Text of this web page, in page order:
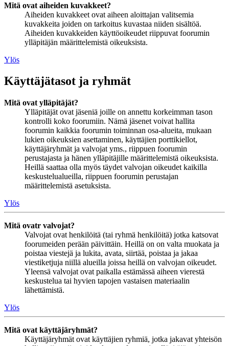
Mitä ovat aiheiden kuvakkeet?
Aiheiden kuvakkeet ovat aiheen aloittajan valitsemia
kuvakkeita joiden on tarkoitus kuvastaa niiden sisältöä.
Aiheiden kuvakkeiden käyttöoikeudet riippuvat foorumin
ylläpitäjän määrittelemistä oikeuksista.
Ylös
Käyttäjätasot ja ryhmät
Mitä ovat ylläpitäjät?
Ylläpitäjät ovat jäseniä joille on annettu korkeimman tason
kontrolli koko foorumiin. Nämä jäsenet voivat hallita
foorumin kaikkia foorumin toiminnan osa-alueita, mukaan
lukien oikeuksien asettaminen, käyttäjien porttikiellot,
käyttäjäryhmät ja valvojat yms., riippuen foorumin
perustajasta ja hänen ylläpitäjille määrittelemistä oikeuksista.
Heillä saattaa olla myös täydet valvojan oikeudet kaikilla
keskustelualueilla, riippuen foorumin perustajan
määrittelemistä asetuksista.
Ylös
Mitä ovatr valvojat?
Valvojat ovat henkilöitä (tai ryhmä henkilöitä) jotka katsovat
foorumeiden perään päivittäin. Heillä on on valta muokata ja
poistaa viestejä ja lukita, avata, siirtää, poistaa ja jakaa
viestiketjuja niillä alueilla joissa heillä on valvojan oikeudet.
Yleensä valvojat ovat paikalla estämässä aiheen vierestä
keskustelua tai hyvien tapojen vastaisen materiaalin
lähettämistä.
Ylös
Mitä ovat käyttäjäryhmät?
Käyttäjäryhmät ovat käyttäjien ryhmiä, jotka jakavat yhteisön